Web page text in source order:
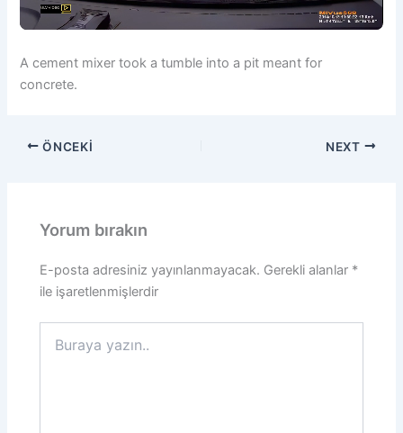
A cement mixer took a tumble into a pit meant for
concrete.
ÖNCEKI NEXT
Yorum bırakın
E-posta adresiniz yayınlanmayacak. Gerekli alanlar *
ile işaretlenmişlerdir
yazın..